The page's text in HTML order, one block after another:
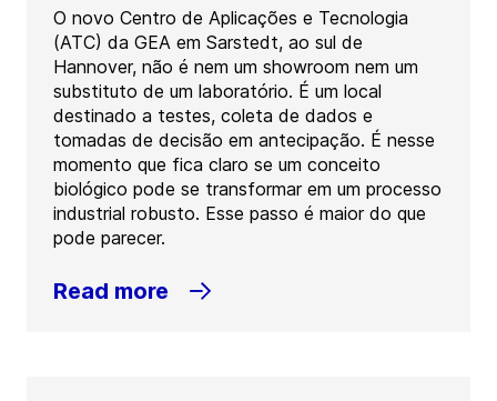
O novo Centro de Aplicações e Tecnologia
(ATC) da GEA em Sarstedt, ao sul de
Hannover, não é nem um showroom nem um
substituto de um laboratório. É um local
destinado a testes, coleta de dados e
tomadas de decisão em antecipação. É nesse
momento que fica claro se um conceito
biológico pode se transformar em um processo
industrial robusto. Esse passo é maior do que
pode parecer.
Read more